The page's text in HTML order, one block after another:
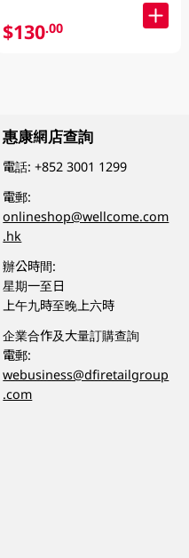
$130.00
惠康網店查詢
電話:+852 3001 1299
電郵:
onlineshop@wellcome.com
.hk
辦公時間:
星期一至日
上午九時至晚上六時
企業合作及大量訂購查詢
電郵:
webusiness@dfiretailgroup
.com